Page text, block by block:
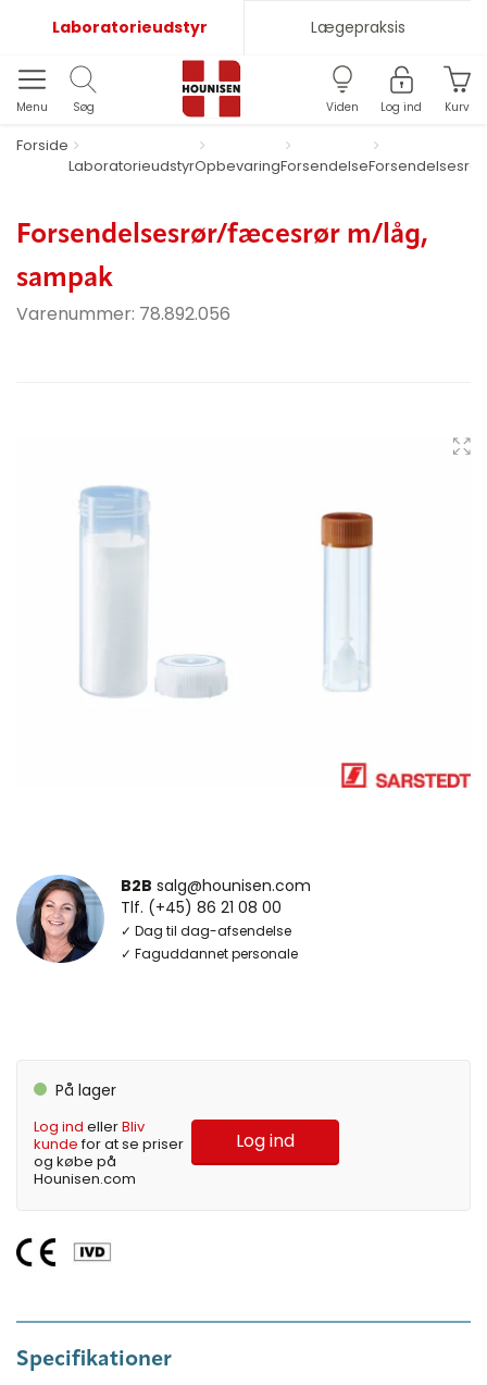
Laboratorieudstyr Lægepraksis
Menu Søg Viden Log ind Kurv
Forside
LaboratorieudstyrOpbevaringForsendelseForsendelsesrør
Forsendelsesrør/fæcesrør m/låg,
sampak
Varenummer: 78.892.056
B2B salg@hounisen.com
Tlf. (+45) 86 21 08 00
✓ Dag til dag-afsendelse
✓ Faguddannet personale
På lager
Log ind ellerBliv
kundefor at se priser
og købe på
Hounisen.com
Log ind
Specifikationer